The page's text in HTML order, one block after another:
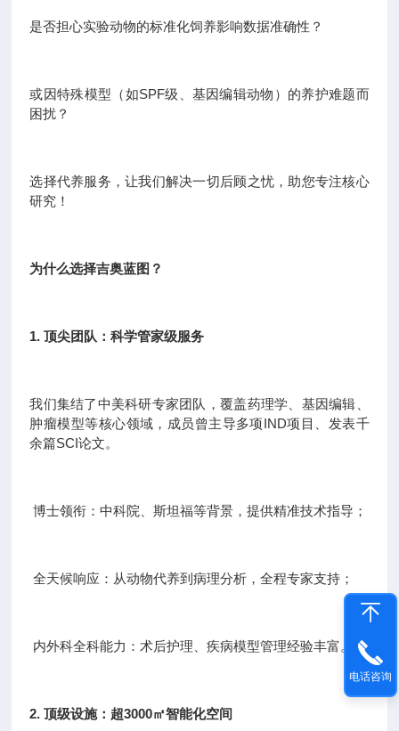
是否担心实验动物的标准化饲养影响数据准确性？
或因特殊模型（如SPF级、基因编辑动物）的养护难题而
困扰？
选择代养服务，让我们解决一切后顾之忧，助您专注核心
研究！
为什么选择吉奥蓝图？
1. 顶尖团队：科学管家级服务
我们集结了中美科研专家团队，覆盖药理学、基因编辑、
肿瘤模型等核心领域，成员曾主导多项IND项目、发表千
余篇SCI论文。
博士领衔：中科院、斯坦福等背景，提供精准技术指导；
全天候响应：从动物代养到病理分析，全程专家支持；
内外科全科能力：术后护理、疾病模型管理经验丰富。
2. 顶级设施：超3000㎡智能化空间
电话咨询